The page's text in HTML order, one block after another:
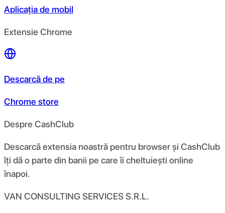
Aplicația de mobil
Extensie Chrome
Descarcă de pe
Chrome store
Despre CashClub
Descarcă extensia noastră pentru browser și CashClub
îți dă o parte din banii pe care îi cheltuiești online
înapoi.
VAN CONSULTING SERVICES S.R.L.